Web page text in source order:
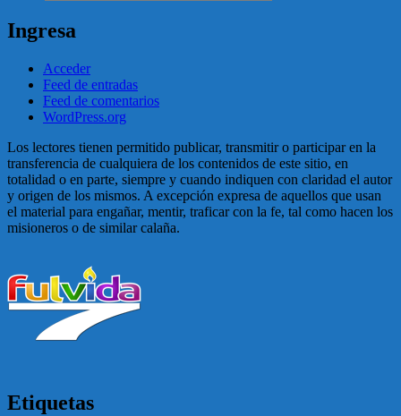
Ingresa
Acceder
Feed de entradas
Feed de comentarios
WordPress.org
Los lectores tienen permitido publicar, transmitir o participar en la
transferencia de cualquiera de los contenidos de este sitio, en
totalidad o en parte, siempre y cuando indiquen con claridad el autor
y origen de los mismos. A excepción expresa de aquellos que usan
el material para engañar, mentir, traficar con la fe, tal como hacen los
misioneros o de similar calaña.
Etiquetas